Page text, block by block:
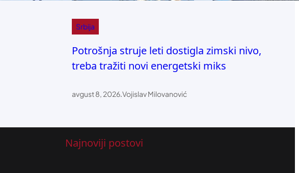
Srbija
Potrošnja struje leti dostigla zimski nivo,
treba tražiti novi energetski miks
avgust 8, 2026.Vojislav Milovanović
Najnoviji postovi